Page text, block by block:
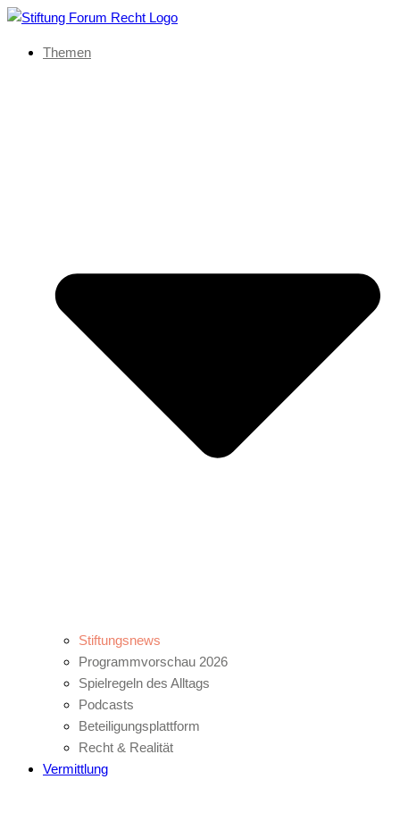
Themen
Stiftungsnews
Programmvorschau 2026
Spielregeln des Alltags
Podcasts
Beteiligungsplattform
Recht & Realität
Vermittlung